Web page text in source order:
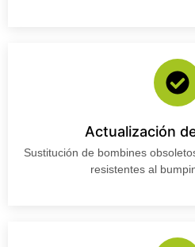
Actualización
Sustitución de bombines
resistentes al